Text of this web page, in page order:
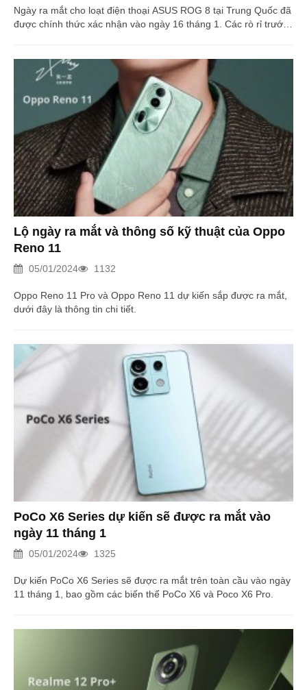
Ngày ra mắt cho loạt điện thoại ASUS ROG 8 tại Trung Quốc đã
được chính thức xác nhận vào ngày 16 tháng 1. Các rò rỉ trước
Lộ ngày ra mắt và thông số kỹ thuật của Oppo
Reno 11
05/01/2024 1132
Oppo Reno 11 Pro và Oppo Reno 11 dự kiến sắp được ra mắt,
dưới đây là thông tin chi tiết.
PoCo X6 Series dự kiến sẽ được ra mắt vào
ngày 11 tháng 1
05/01/2024 1325
Dự kiến PoCo X6 Series sẽ được ra mắt trên toàn cầu vào ngày
11 tháng 1, bao gồm các biến thể PoCo X6 và Poco X6 Pro.